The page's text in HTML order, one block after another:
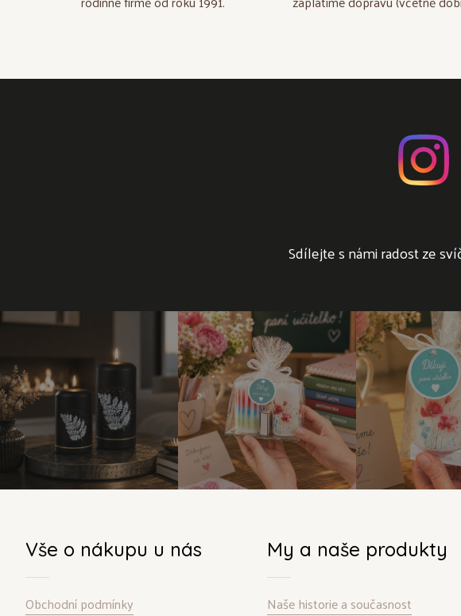
Sdílejte s námi radost ze
Vše o nákupu u nás
Obchodní podmínky
My a naše produkty
Naše historie a současnost